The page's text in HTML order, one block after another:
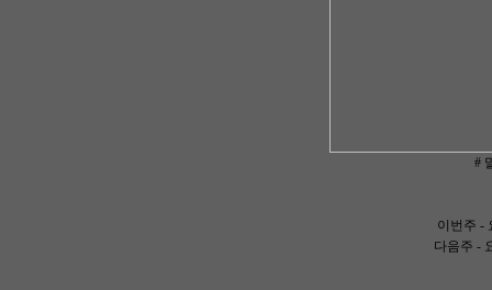
#
이번주
다음주 -